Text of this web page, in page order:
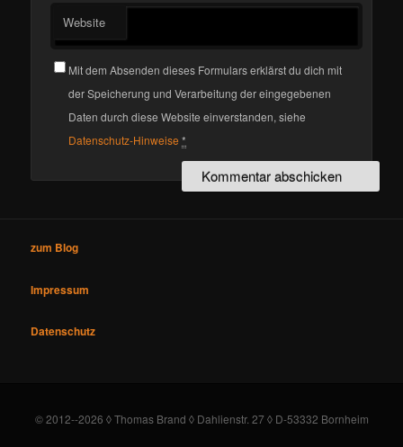
Website
Mit dem Absenden dieses Formulars erklärst du dich mit
der Speicherung und Verarbeitung der eingegebenen
Daten durch diese Website einverstanden, siehe
Datenschutz-Hinweise *
zum Blog
Impressum
Datenschutz
© 2012--2026 ◊ Thomas Brand ◊ Dahlienstr. 27 ◊ D-53332 Bornheim